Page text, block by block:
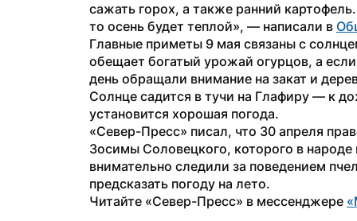
сажать горох, а также ранний
то осень будет теплой», — написали в
Главные приметы 9 мая связаны с
обещает богатый урожай огурцов, а
день обращали внимание на закат и
Солнце садится в тучи на Глафиру — к
установится хорошая погода.
«Север-Пресс» писал, что 30 апреля
Зосимы Соловецкого, которого в
внимательно следили за поведением
предсказать погоду на лето.
Читайте «Север-Пресс» в мессенджере